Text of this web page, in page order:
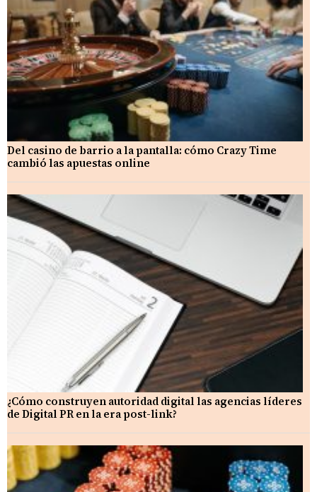
Del casino de barrio a la pantalla: cómo Crazy Time
cambió las apuestas online
¿Cómo construyen autoridad digital las agencias líderes
de Digital PR en la era post-link?